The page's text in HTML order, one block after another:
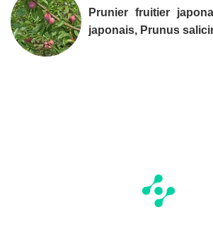
Prunier fruitier
japonais, Prunus